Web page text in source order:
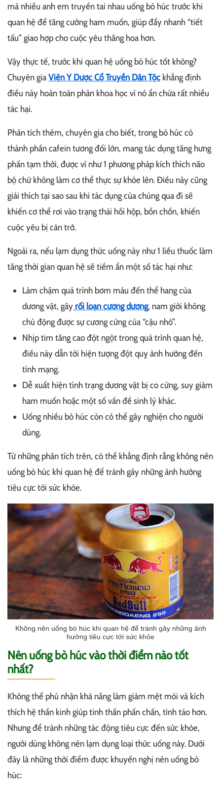
mà nhiều anh em truyền tai nhau uống bò húc trước khi
quan hệ để tăng cường ham muốn, giúp đẩy nhanh “tiết
tấu” giao hợp cho cuộc yêu thăng hoa hơn.
Vậy thực tế, trước khi quan hệ uống bò húc tốt không?
Chuyên giaViện Y Dược Cổ Truyền Dân Tộc khẳng định
điều này hoàn toàn phản khoa học vì nó ẩn chứa rất nhiều
tác hại.
Phân tích thêm, chuyên gia cho biết, trong bò húc có
thành phần cafein tương đối lớn, mang tác dụng tăng hưng
phấn tạm thời, được ví như 1 phương pháp kích thích não
bộ chứ không làm cơ thể thực sự khỏe lên. Điều này cũng
giải thích tại sao sau khi tác dụng của chúng qua đi sẽ
khiến cơ thể rơi vào trạng thái hồi hộp, bồn chồn, khiến
cuộc yêu bị cản trở.
Ngoài ra, nếu lạm dụng thức uống này như 1 liều thuốc làm
tăng thời gian quan hệ sẽ tiềm ẩn một số tác hại như:
Làm chậm quá trình bơm máu đến thể hang của
dương vật, gây rối loạn cương dương, nam giới không
chủ động được sự cương cứng của “cậu nhỏ”.
Nhịp tim tăng cao đột ngột trong quá trình quan hệ,
điều này dẫn tới hiện tượng đột quỵ ảnh hưởng đến
tính mạng.
Dễ xuất hiện tình trạng dương vật bị co cứng, suy giảm
ham muốn hoặc một số vấn đề sinh lý khác.
Uống nhiều bò húc còn có thể gây nghiện cho người
dùng.
Từ những phân tích trên, có thể khẳng định rằng không nên
uống bò húc khi quan hệ để tránh gây những ảnh hưởng
tiêu cực tới sức khỏe.
Không nên uống bò húc khi quan hệ để tránh gây những ảnh
hưởng tiêu cực tới sức khỏe
Nên uống bò húc vào thời điểm nào tốt
nhất?
Không thể phủ nhận khả năng làm giảm mệt mỏi và kích
thích hệ thần kinh giúp tinh thần phấn chấn, tỉnh táo hơn.
Nhưng để tránh những tác động tiêu cực đến sức khỏe,
người dùng không nên lạm dụng loại thức uống này. Dưới
đây là những thời điểm được khuyến nghị nên uống bò
húc: